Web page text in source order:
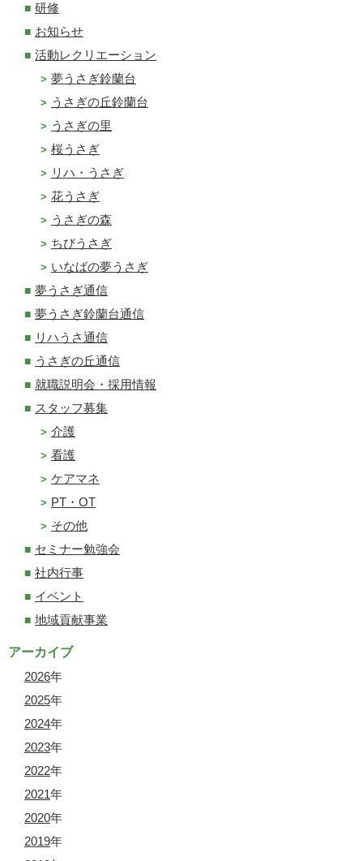
研修
お知らせ
活動レクリエーション
夢うさぎ鈴蘭台
うさぎの丘鈴蘭台
うさぎの里
桜うさぎ
リハ・うさぎ
花うさぎ
うさぎの森
ちびうさぎ
いなばの夢うさぎ
夢うさぎ通信
夢うさぎ鈴蘭台通信
リハうさ通信
うさぎの丘通信
就職説明会・採用情報
スタッフ募集
介護
看護
ケアマネ
PT・OT
その他
セミナー勉強会
社内行事
イベント
地域貢献事業
アーカイブ
2026年
2025年
2024年
2023年
2022年
2021年
2020年
2019年